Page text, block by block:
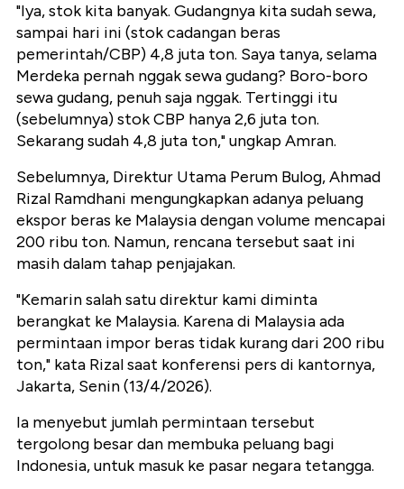
"Iya, stok kita banyak. Gudangnya kita sudah sewa,
sampai hari ini (stok cadangan beras
pemerintah/CBP) 4,8 juta ton. Saya tanya, selama
Merdeka pernah nggak sewa gudang? Boro-boro
sewa gudang, penuh saja nggak. Tertinggi itu
(sebelumnya) stok CBP hanya 2,6 juta ton.
Sekarang sudah 4,8 juta ton," ungkap Amran.
Sebelumnya, Direktur Utama Perum Bulog, Ahmad
Rizal Ramdhani mengungkapkan adanya peluang
ekspor beras ke Malaysia dengan volume mencapai
200 ribu ton. Namun, rencana tersebut saat ini
masih dalam tahap penjajakan.
"Kemarin salah satu direktur kami diminta
berangkat ke Malaysia. Karena di Malaysia ada
permintaan impor beras tidak kurang dari 200 ribu
ton," kata Rizal saat konferensi pers di kantornya,
Jakarta, Senin (13/4/2026).
Ia menyebut jumlah permintaan tersebut
tergolong besar dan membuka peluang bagi
Indonesia, untuk masuk ke pasar negara tetangga.